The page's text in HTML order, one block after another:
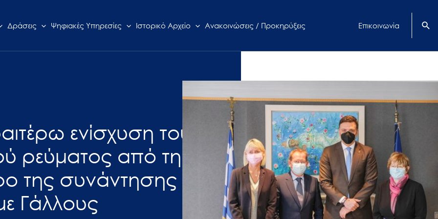
Δράσεις Ψηφιακές Υπηρεσίες Ιστορικό Αρχείο Ανακοινώσεις / Προκηρύξεις Επικοινωνία
ενίσχυση του
ρεύματος από τη
της συνάντησης
Γάλλους